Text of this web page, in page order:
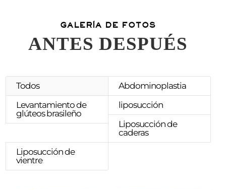
GALERÍA DE FOTOS
ANTES DESPUÉS
Todos
Abdominoplastia
Levantamiento de
glúteos brasileño
liposucción
Liposucción de
caderas
Liposucción de
vientre